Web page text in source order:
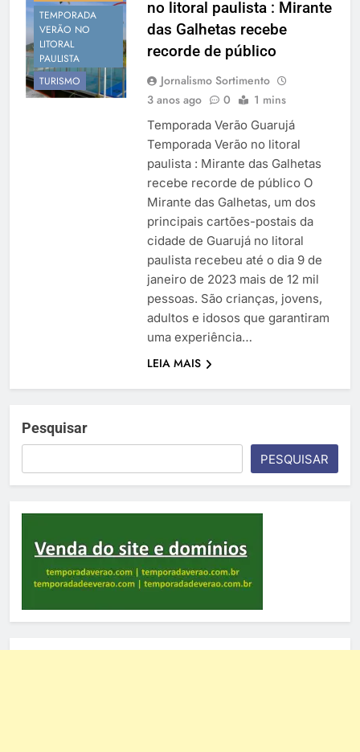
Temporada Verão 2027
TEMPORADA
VERÃO NO
LITORAL
PAULISTA
TURISMO
no litoral paulista : Mirante
das Galhetas recebe
recorde de público
Jornalismo Sortimento
3 anos ago
0 1 mins
Temporada Verão Guarujá
Temporada Verão no litoral
paulista : Mirante das Galhetas
recebe recorde de público O
Mirante das Galhetas, um dos
principais cartões-postais da
cidade de Guarujá no litoral
paulista recebeu até o dia 9 de
janeiro de 2023 mais de 12 mil
pessoas. São crianças, jovens,
adultos e idosos que garantiram
uma experiência…
LEIA MAIS
Pesquisar
PESQUISAR